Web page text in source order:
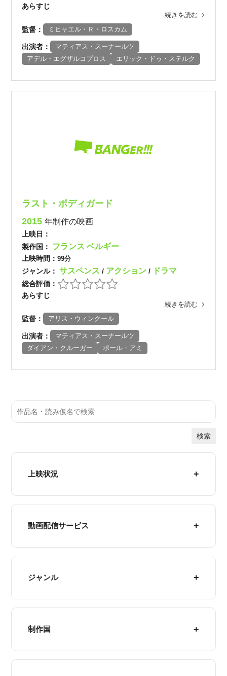
あらすじ
続きを読む
監督： ミヒャエル・Ｒ・ロスカム
出演者：
マティアス・スーナールツ
アデル・エグザルコプロス
エリック・ドゥ・ステルク
ラスト・ボディガード
2015年制作の映画
上映日：
製作国： フランス ベルギー
上映時間：99分
ジャンル：サスペンス/ アクション/ ドラマ
総合評価： -
あらすじ
続きを読む
監督： アリス・ウィンクール
出演者：
マティアス・スーナールツ
ダイアン・クルーガー
ポール・アミ
検索
上映状況
動画配信サービス
ジャンル
制作国